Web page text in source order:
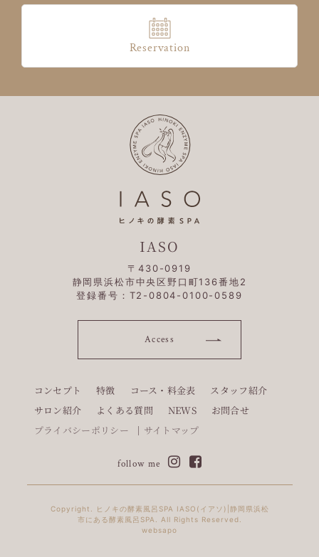
Reservation
IASO
〒430-0919
静岡県浜松市中央区野口町136番地2
登録番号：T2-0804-0100-0589
Access
コンセプト 特徴 コース・料金表
スタッフ紹介
サロン紹介
よくある質問 NEWS
お問合せ
プライバシーポリシー
サイトマップ
follow me
Copyright. ヒノキの酵素風呂SPA IASO(イアソ)|静岡県浜松
市にある酵素風呂SPA. All Rights Reserved.
websapo